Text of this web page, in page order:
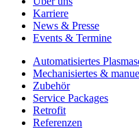
Karriere
News & Presse
Events & Termine
Automatisiertes
Mechanisiertes &
Zubehör
Service Packages
Retrofit
Referenzen